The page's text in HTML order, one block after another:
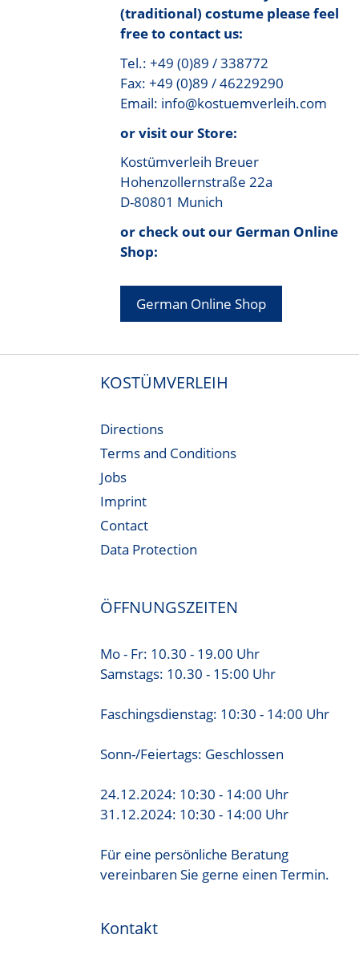
(traditional) costume please feel
free to contact us:
Tel.: +49 (0)89 / 338772
Fax: +49 (0)89 / 46229290
Email: info@kostuemverleih.com
or visit our Store:
Kostümverleih Breuer
Hohenzollernstraße 22a
D-80801 Munich
or check out our German Online
Shop:
German Online Shop
KOSTÜMVERLEIH
Directions
Terms and Conditions
Jobs
Imprint
Contact
Data Protection
ÖFFNUNGSZEITEN
Mo - Fr: 10.30 - 19.00 Uhr
Samstags: 10.30 - 15:00 Uhr
Faschingsdienstag: 10:30 - 14:00 Uhr
Sonn-/Feiertags: Geschlossen
24.12.2024: 10:30 - 14:00 Uhr
31.12.2024: 10:30 - 14:00 Uhr
Für eine persönliche Beratung
vereinbaren Sie gerne einen Termin.
Kontakt